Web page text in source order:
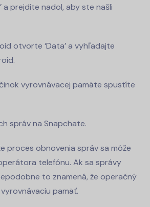
a prejdite nadol, aby ste našli
otvorte ‘Data’ a vyhľadajte
vyrovnávacej pamäte spustíte
správ na Snapchate.
proces obnovenia správ sa môže
telefónu. Ak sa správy
to znamená, že operačný
pamäť.